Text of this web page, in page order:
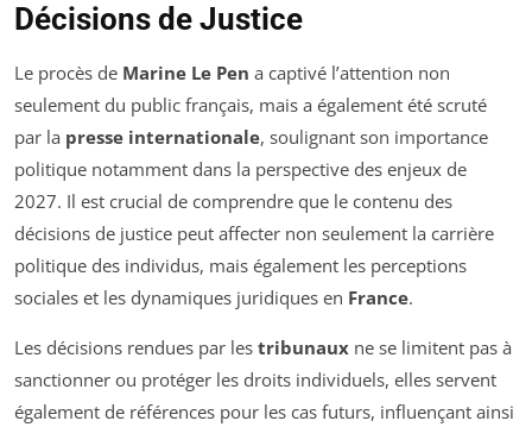
Décisions de Justice
Le procès de Marine Le Pen a captivé l’attention non
seulement du public français, mais a également été scruté
par la presse internationale, soulignant son importance
politique notamment dans la perspective des enjeux de
2027. Il est crucial de comprendre que le contenu des
décisions de justice peut affecter non seulement la carrière
politique des individus, mais également les perceptions
sociales et les dynamiques juridiques en France.
Les décisions rendues par les tribunaux ne se limitent pas à
sanctionner ou protéger les droits individuels, elles servent
également de références pour les cas futurs, influençant ainsi